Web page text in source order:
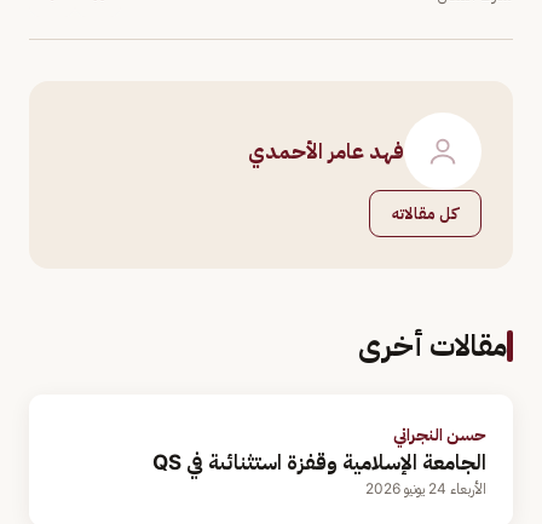
فهد عامر الأحمدي
كل مقالاته
مقالات أخرى
حسن النجراني
الجامعة الإسلامية وقفزة استثنائىة في QS
الأربعاء 24 يونيو 2026